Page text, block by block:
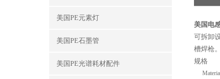
美国PE元素灯
美国PE石墨管
美国PE光谱耗材配件
美国电
可拆卸
槽焊枪
规格